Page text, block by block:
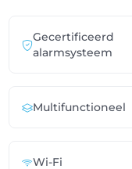
Gecertificeerd
alarmsysteem
Multifunctioneel
Wi-Fi